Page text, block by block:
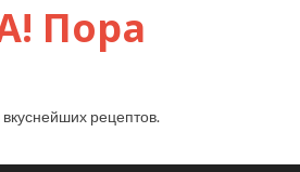
Пора
рецептов.